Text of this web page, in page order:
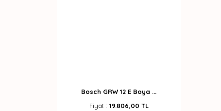
Bosch GRW 12 E Boya ...
Fiyat : 19.806,00 TL